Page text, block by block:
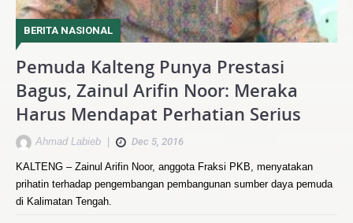
BERITA NASIONAL
Pemuda Kalteng Punya Prestasi
Bagus, Zainul Arifin Noor: Meraka
Harus Mendapat Perhatian Serius
Ahmad Labieb Dec 5, 2016
KALTENG – Zainul Arifin Noor, anggota Fraksi PKB, menyatakan
prihatin terhadap pengembangan pembangunan sumber daya pemuda
di Kalimatan Tengah.